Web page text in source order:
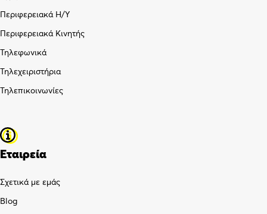
Περιφερειακά Η/Υ
Περιφερειακά Κινητής
Τηλεφωνικά
Τηλεχειριστήρια
Τηλεπικοινωνίες
Εταιρεία
Σχετικά με εμάς
Blog